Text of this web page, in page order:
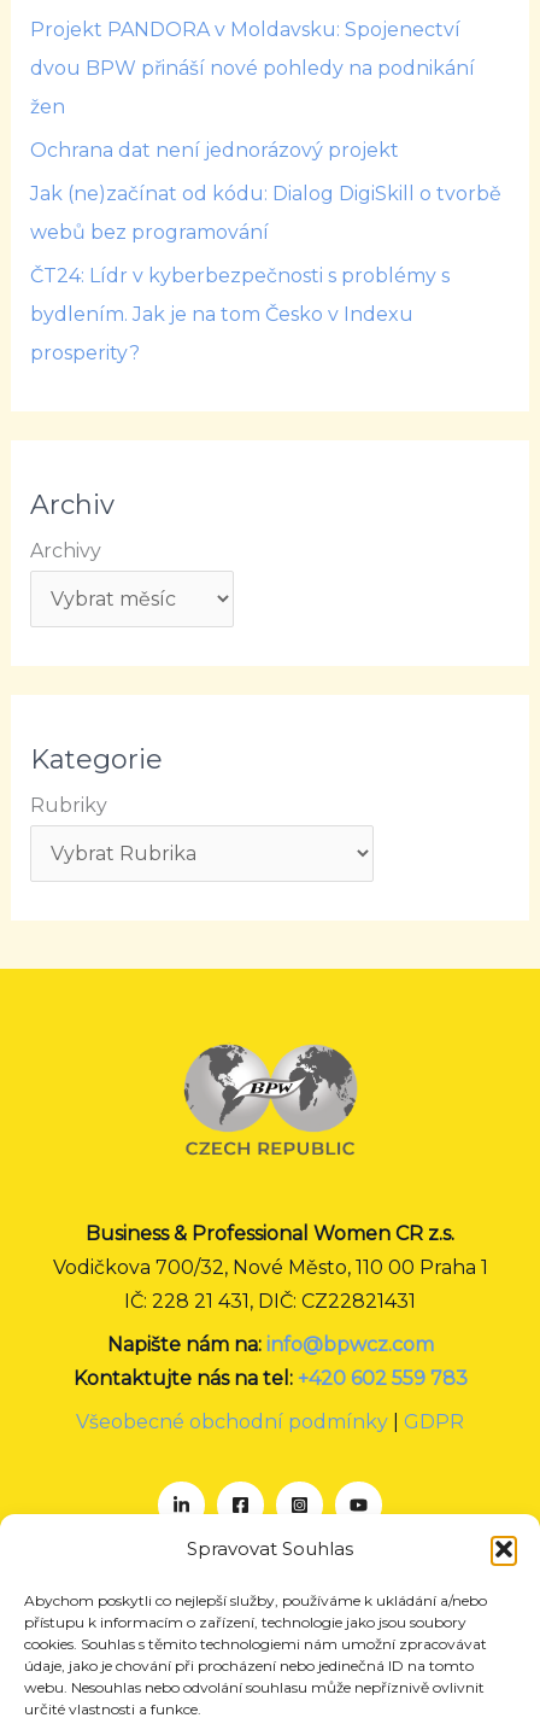
Spravovat Souhlas
Abychom poskytli co nejlepší služby, používáme k ukládání a/nebo
přístupu k informacím o zařízení, technologie jako jsou soubory
cookies. Souhlas s těmito technologiemi nám umožní zpracovávat
údaje, jako je chování při procházení nebo jedinečná ID na tomto
webu. Nesouhlas nebo odvolání souhlasu může nepříznivě ovlivnit
určité vlastnosti a funkce.
Projekt PANDORA v Moldavsku: Spojenectví
dvou BPW přináší nové pohledy na podnikání
žen
Ochrana dat není jednorázový projekt
Jak (ne)začínat od kódu: Dialog DigiSkill o tvorbě
webů bez programování
ČT24: Lídr v kyberbezpečnosti s problémy s
bydlením. Jak je na tom Česko v Indexu
prosperity?
Archiv
Archivy
Kategorie
Rubriky
Business & Professional Women CR z.s.
Vodičkova 700/32, Nové Město, 110 00 Praha 1
IČ: 228 21 431, DIČ: CZ22821431
Napište nám na: info@bpwcz.com
Kontaktujte nás na tel: +420 602 559 783
Všeobecné obchodní podmínky
GDPR
O nás
Projekty
Členství